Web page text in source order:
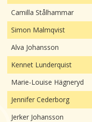
Camilla Stålhammar
Simon Malmqvist
Alva Johansson
Kennet Lunderquist
Marie-Louise Hägneryd
Jennifer Cederborg
Jerker Johansson